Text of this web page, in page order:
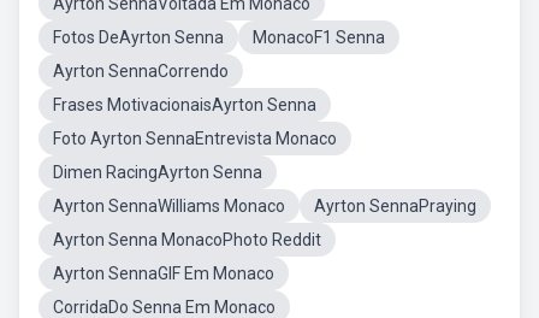
Fotos DeAyrton Senna
MonacoF1 Senna
Ayrton SennaCorrendo
Frases MotivacionaisAyrton Senna
Foto Ayrton SennaEntrevista Monaco
Dimen RacingAyrton Senna
Ayrton SennaWilliams Monaco
Ayrton SennaPraying
Ayrton Senna MonacoPhoto Reddit
Ayrton SennaGIF Em Monaco
CorridaDo Senna Em Monaco